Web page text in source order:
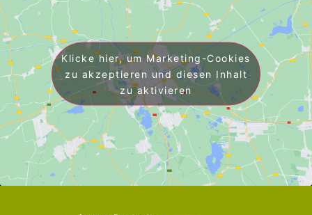
Klicke hier, um Marketing-Cookies
zu akzeptieren und diesen Inhalt
zu aktivieren